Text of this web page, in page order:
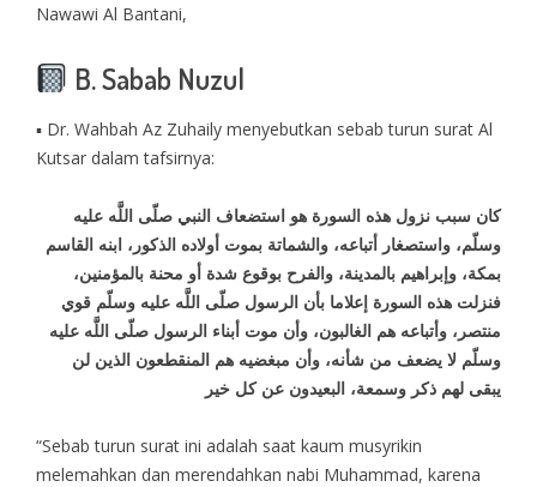
Nawawi Al Bantani,
B. Sabab Nuzul
▪ Dr. Wahbah Az Zuhaily menyebutkan sebab turun surat Al
Kutsar dalam tafsirnya:
كان سبب نزول هذه السورة هو استضعاف النبي صلّى اللَّه عليه
وسلّم، واستصغار أتباعه، والشماتة بموت أولاده الذكور، ابنه القاسم
بمكة، وإبراهيم بالمدينة، والفرح بوقوع شدة أو محنة بالمؤمنين،
فنزلت هذه السورة إعلاما بأن الرسول صلّى اللَّه عليه وسلّم قوي
منتصر، وأتباعه هم الغالبون، وأن موت أبناء الرسول صلّى اللَّه عليه
وسلّم لا يضعف من شأنه، وأن مبغضيه هم المنقطعون الذين لن
يبقى لهم ذكر وسمعة، البعيدون عن كل خير
“Sebab turun surat ini adalah saat kaum musyrikin
melemahkan dan merendahkan nabi Muhammad, karena